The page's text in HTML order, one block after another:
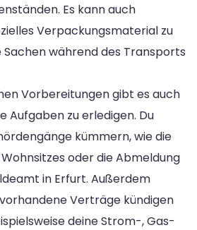
Es kann auch
Verpackungsmaterial zu
Sachen während des Transports
Vorbereitungen gibt es auch
Aufgaben zu erledigen. Du
kümmern, wie die
oder die Abmeldung
in Erfurt. Außerdem
Verträge kündigen
deine Strom-, Gas-